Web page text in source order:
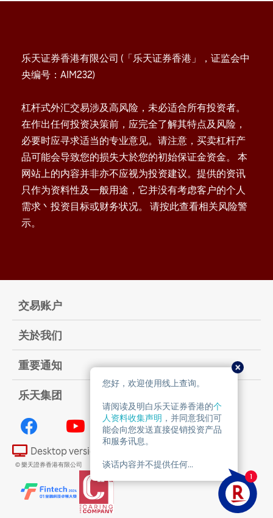
乐天证券香港有限公司 (「乐天证券香港」，证监会中
央编号：AIM232)
杠杆式外汇交易涉及高风险，未必适合所有投资者。
在作出任何投资决策前，应完全了解其特点及风险，
必要时应寻求适当的专业意见。请注意，买卖杠杆产
品可能会导致您的损失大於您的初始保证金资金。 本
网站上的内容并非亦不应视为投资建议。提供的资讯
只作为资料性及一般用途，它并没有考虑客户的个人
需求丶投资目标或财务状况。 请按此查看相关风险警
示。
交易账户
关於我们
重要通知
乐天集团
Desktop version
© 樂天證券香港有限公司